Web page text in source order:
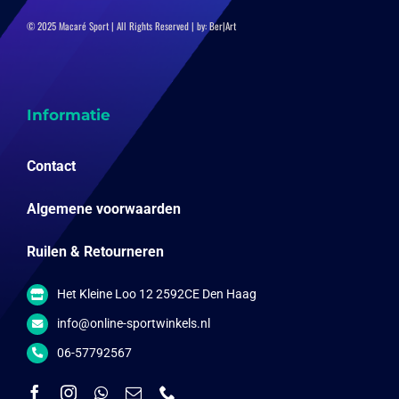
© 2025 Macaré Sport | All Rights Reserved | by:Ber|Art
Informatie
Contact
Algemene voorwaarden
Ruilen & Retourneren
Het Kleine Loo 12 2592CE Den Haag
info@online-sportwinkels.nl
06-57792567